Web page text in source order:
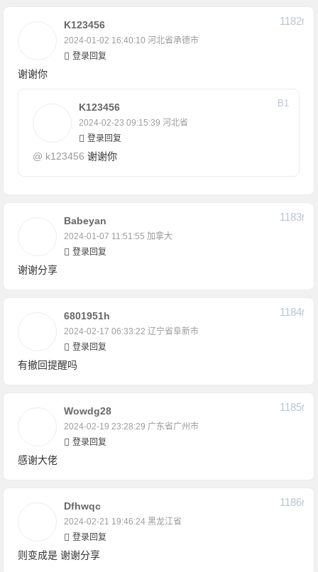
K123456
2024-01-02 16:40:10 河北省承德市
1182F
登录回复
谢谢你
K123456
2024-02-23 09:15:39 河北省
B1
登录回复
@ k123456 谢谢你
Babeyan
2024-01-07 11:51:55 加拿大
1183F
登录回复
谢谢分享
6801951h
2024-02-17 06:33:22 辽宁省阜新市
1184F
登录回复
有撤回提醒吗
Wowdg28
2024-02-19 23:28:29 广东省广州市
1185F
登录回复
感谢大佬
Dfhwqc
2024-02-21 19:46:24 黑龙江省
1186F
登录回复
则变成是 谢谢分享